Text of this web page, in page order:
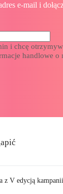
e-mail i
i chcę
handlowe o
z V edycją